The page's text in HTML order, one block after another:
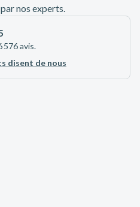
nos experts.
576 avis.
disent de nous